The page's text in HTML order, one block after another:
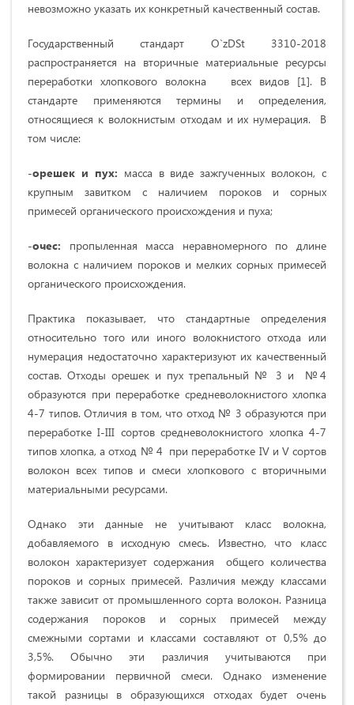
невозможно указать их конкретный качественный состав.
Государственный стандарт O`zDSt 3310-2018
распространяется на вторичные материальные ресурсы
переработки хлопкового волокна всех видов [1]. В
стандарте применяются термины и определения,
относящиеся к волокнистым отходам и их нумерация. В
том числе:
-орешек и пух: масса в виде зажгученных волокон, с
крупным завитком с наличием пороков и сорных
примесей органического происхождения и пуха;
-очес: пропыленная масса неравномерного по длине
волокна с наличием пороков и мелких сорных примесей
органического происхождения.
Практика показывает, что стандартные определения
относительно того или иного волокнистого отхода или
нумерация недостаточно характеризуют их качественный
состав. Отходы орешек и пух трепальный № 3 и №4
образуются при переработке средневолокнистого хлопка
4-7 типов. Отличия в том, что отход № 3 образуются при
переработке I-III сортов средневолокнистого хлопка 4-7
типов хлопка, а отход № 4 при переработке IV и V сортов
волокон всех типов и смеси хлопкового с вторичными
материальными ресурсами.
Однако эти данные не учитывают класс волокна,
добавляемого в исходную смесь. Известно, что класс
волокон характеризует содержания общего количества
пороков и сорных примесей. Различия между классами
также зависит от промышленного сорта волокон. Разница
содержания пороков и сорных примесей между
смежными сортами и классами составляют от 0,5% до
3,5%. Обычно эти различия учитываются при
формировании первичной смеси. Однако изменение
такой разницы в образующихся отходах будет очень